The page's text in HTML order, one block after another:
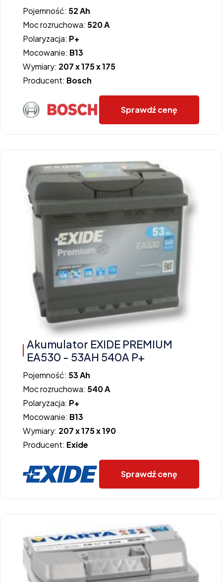
Pojemność: 52 Ah
Moc rozruchowa: 520 A
Polaryzacja: P+
Mocowanie: B13
Wymiary: 207 x 175 x 175
Producent: Bosch
Sprawdź cenę
Akumulator EXIDE PREMIUM
EA530 - 53AH 540A P+
Pojemność: 53 Ah
Moc rozruchowa: 540 A
Polaryzacja: P+
Mocowanie: B13
Wymiary: 207 x 175 x 190
Producent: Exide
Sprawdź cenę